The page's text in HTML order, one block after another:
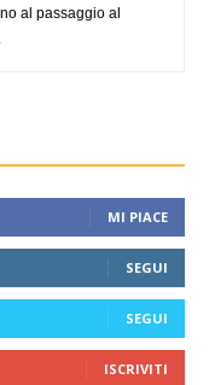
al passaggio al
MI PIACE
SEGUI
SEGUI
ISCRIVITI